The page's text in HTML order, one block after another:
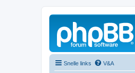
Snelle links V&A